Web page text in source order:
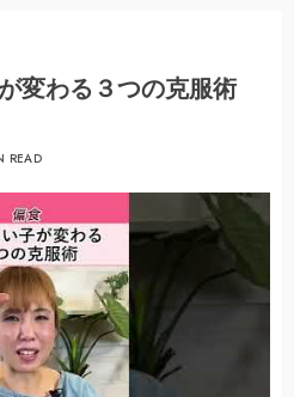
変わる３つの克服術
READ